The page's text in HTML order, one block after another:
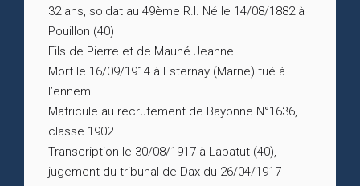
32 ans, soldat au 49ème R.I. Né le 14/08/1882 à
Pouillon (40)
Fils de Pierre et de Mauhé Jeanne
Mort le 16/09/1914 à Esternay (Marne) tué à
l’ennemi
Matricule au recrutement de Bayonne N°1636,
classe 1902
Transcription le 30/08/1917 à Labatut (40),
jugement du tribunal de Dax du 26/04/1917